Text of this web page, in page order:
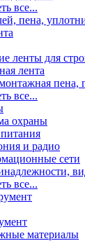
все...
пена,
ленты для
лента
пена,
все...
охраны
и радио
сети
все...
материалы